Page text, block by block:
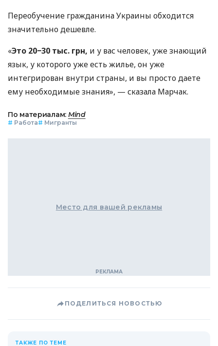
Переобучение гражданина Украины обходится
значительно дешевле.
«Это 20−30 тыс. грн, и у вас человек, уже знающий
язык, у которого уже есть жилье, он уже
интегрирован внутри страны, и вы просто даете
ему необходимые знания», — сказала Марчак.
По материалам: Mind
# Работа# Мигранты
Место для вашей рекламы
ПОДЕЛИТЬСЯ НОВОСТЬЮ
ТАКЖЕ ПО ТЕМЕ